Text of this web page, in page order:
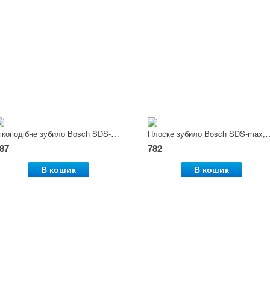
Пікоподібне зубило Bosch SDS-max, 600 мм
В кошик
Плоске
782
В кошик